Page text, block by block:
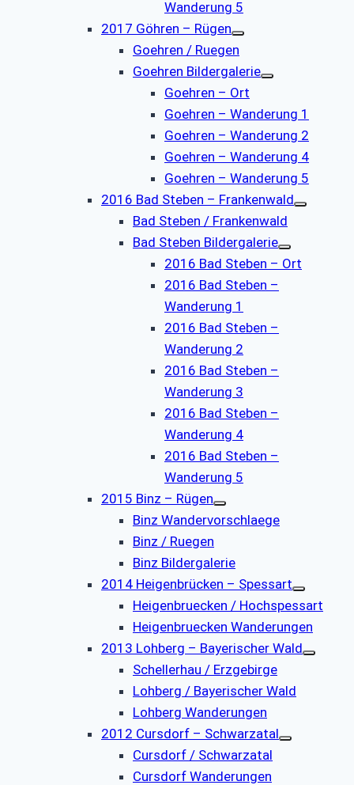
Wanderung 5
2017 Göhren – Rügen
Goehren / Ruegen
Goehren Bildergalerie
Goehren – Ort
Goehren – Wanderung 1
Goehren – Wanderung 2
Goehren – Wanderung 4
Goehren – Wanderung 5
2016 Bad Steben – Frankenwald
Bad Steben / Frankenwald
Bad Steben Bildergalerie
2016 Bad Steben – Ort
2016 Bad Steben –
Wanderung 1
2016 Bad Steben –
Wanderung 2
2016 Bad Steben –
Wanderung 3
2016 Bad Steben –
Wanderung 4
2016 Bad Steben –
Wanderung 5
2015 Binz – Rügen
Binz Wandervorschlaege
Binz / Ruegen
Binz Bildergalerie
2014 Heigenbrücken – Spessart
Heigenbruecken / Hochspessart
Heigenbruecken Wanderungen
2013 Lohberg – Bayerischer Wald
Schellerhau / Erzgebirge
Lohberg / Bayerischer Wald
Lohberg Wanderungen
2012 Cursdorf – Schwarzatal
Cursdorf / Schwarzatal
Cursdorf Wanderungen